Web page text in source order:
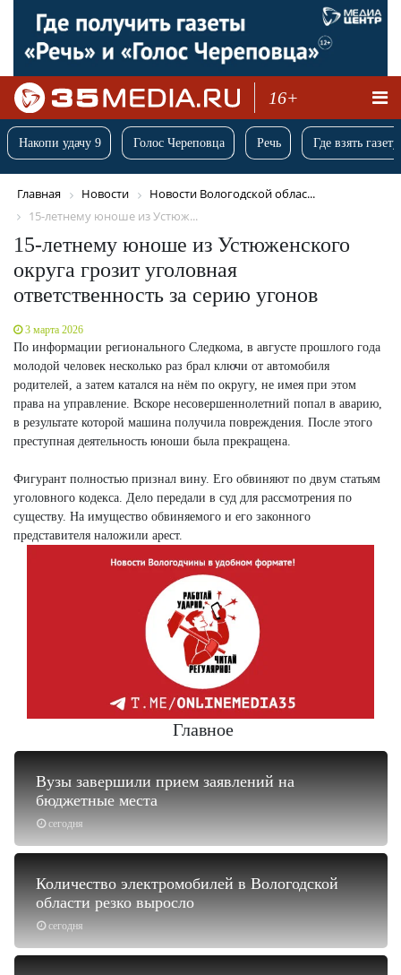
16+
Накопи удачу 9 Голос Череповца Речь Где взять
Главная Новости
Новости Вологодской облас...
15-летнему юноше из Устюж...
15-летнему юноше из Устюженского
округа грозит уголовная
ответственность за серию угонов
3 марта 2026
По информации регионального Следкома, в августе прошлого года
молодой человек несколько раз брал ключи от автомобиля
родителей, а затем катался на нём по округу, не имея при этом
права на управление. Вскоре несовершеннолетний попал в аварию,
в результате которой машина получила повреждения. После этого
преступная деятельность юноши была прекращена.
Фигурант полностью признал вину. Его обвиняют по двум статьям
уголовного кодекса. Дело передали в суд для рассмотрения по
существу. На имущество обвиняемого и его законного
представителя наложили арест.
Главное
сегодня
Вузы завершили прием заявлений на
бюджетные места
сегодня
Количество электромобилей в Вологодской
области резко выросло